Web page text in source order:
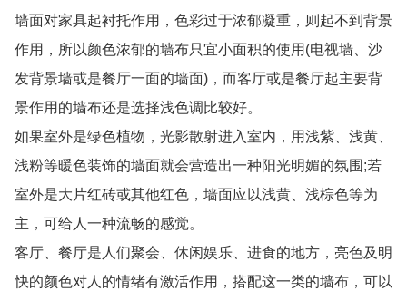
墙面对家具起衬托作用，色彩过于浓郁凝重，则起不到背景
作用，所以颜色浓郁的墙布只宜小面积的使用(电视墙、沙
发背景墙或是餐厅一面的墙面)，而客厅或是餐厅起主要背
景作用的墙布还是选择浅色调比较好。
如果室外是绿色植物，光影散射进入室内，用浅紫、浅黄、
浅粉等暖色装饰的墙面就会营造出一种阳光明媚的氛围;若
室外是大片红砖或其他红色，墙面应以浅黄、浅棕色等为
主，可给人一种流畅的感觉。
客厅、餐厅是人们聚会、休闲娱乐、进食的地方，亮色及明
快的颜色对人的情绪有激活作用，搭配这一类的墙布，可以